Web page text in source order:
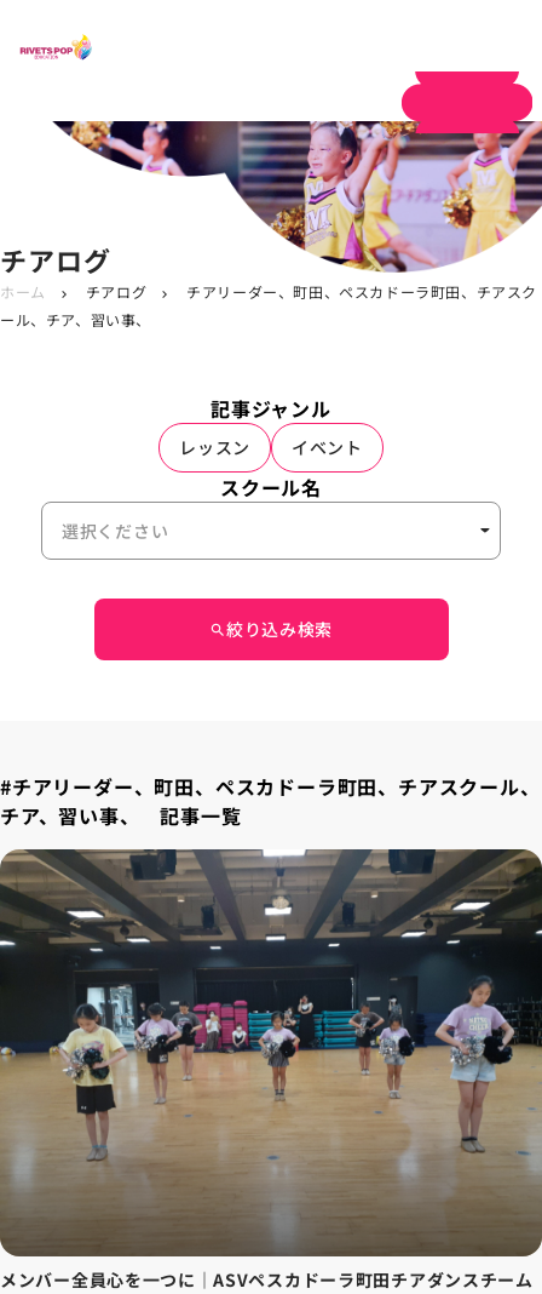
チアログ
ホーム chevron_right チアログ chevron_right
チアリーダー、町田、ペスカドーラ町田、チアスク
ール、チア、習い事、
記事ジャンル
レッスン イベント
スクール名
search絞り込み検索
#チアリーダー、町田、ペスカドーラ町田、チアスクール、
チア、習い事、 記事一覧
メンバー全員心を一つに｜ASVペスカドーラ町田チアダンスチーム